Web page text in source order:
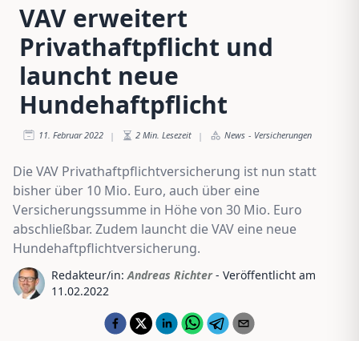
VAV erweitert
Privathaftpflicht und
launcht neue
Hundehaftpflicht
11. Februar 2022 | 2 Min. Lesezeit | News - Versicherungen
Die VAV Privathaftpflichtversicherung ist nun statt
bisher über 10 Mio. Euro, auch über eine
Versicherungssumme in Höhe von 30 Mio. Euro
abschließbar. Zudem launcht die VAV eine neue
Hundehaftpflichtversicherung.
Redakteur/in: Andreas Richter - Veröffentlicht am
11.02.2022